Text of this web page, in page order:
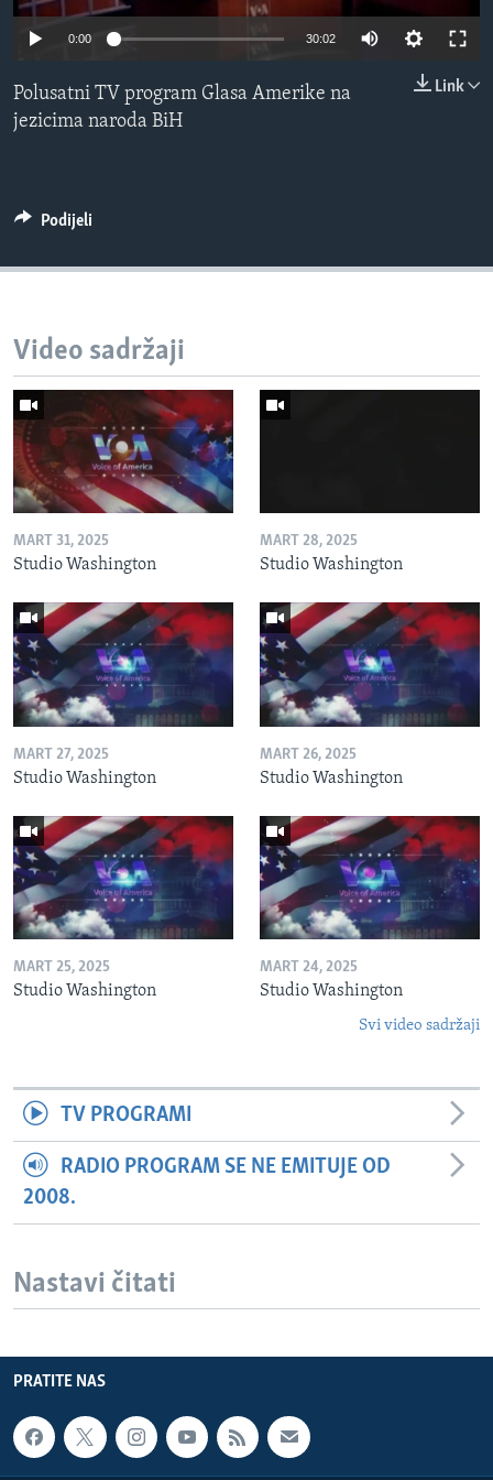
MAGAZIN
O GLASU AMERIKE
Learning English
0:00 30:02
Link
Polusatni TV program Glasa Amerike na
jezicima naroda BiH
Podijeli
Video sadržaji
MART 31, 2025
Studio Washington
MART 28, 2025
Studio Washington
MART 27, 2025
Studio Washington
MART 26, 2025
Studio Washington
MART 25, 2025
Studio Washington
MART 24, 2025
Studio Washington
Svi video sadržaji
TV PROGRAMI
RADIO PROGRAM SE NE EMITUJE OD
2008.
Nastavi čitati
PRATITE NAS